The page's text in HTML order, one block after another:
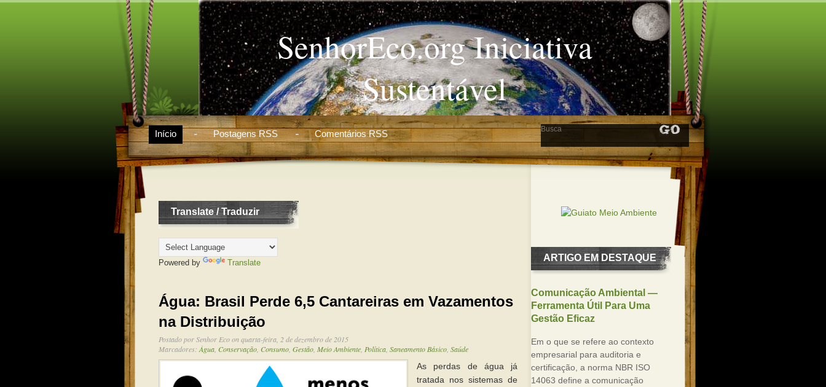
SenhorEco.org Iniciativa
Sustentável
Início Postagens RSS Comentários RSS
Translate / Traduzir
Powered by Translate
Água: Brasil Perde 6,5 Cantareiras em Vazamentos
na Distribuição
Postado porSenhor Ecoon quarta-feira, 2 de dezembro de 2015
Marcadores: Água Conservação Consumo Gestão Meio Ambiente Política Saneamento Básico Saúde
As perdas de água já
tratada nos sistemas de
ARTIGO EM DESTAQUE
Comunicação Ambiental —
Ferramenta Útil Para Uma
Gestão Eficaz
Em o que se refere ao contexto
empresarial para auditoria e
certificação, a norma NBR ISO
14063 define a comunicação